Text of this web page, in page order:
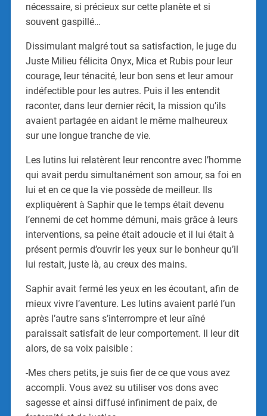
nécessaire, si précieux sur cette planète et si
souvent gaspillé…
Dissimulant malgré tout sa satisfaction, le juge du
Juste Milieu félicita Onyx, Mica et Rubis pour leur
courage, leur ténacité, leur bon sens et leur amour
indéfectible pour les autres. Puis il les entendit
raconter, dans leur dernier récit, la mission qu’ils
avaient partagée en aidant le même malheureux
sur une longue tranche de vie.
Les lutins lui relatèrent leur rencontre avec l’homme
qui avait perdu simultanément son amour, sa foi en
lui et en ce que la vie possède de meilleur. Ils
expliquèrent à Saphir que le temps était devenu
l’ennemi de cet homme démuni, mais grâce à leurs
interventions, sa peine était adoucie et il lui était à
présent permis d’ouvrir les yeux sur le bonheur qu’il
lui restait, juste là, au creux des mains.
Saphir avait fermé les yeux en les écoutant, afin de
mieux vivre l’aventure. Les lutins avaient parlé l’un
après l’autre sans s’interrompre et leur aîné
paraissait satisfait de leur comportement. Il leur dit
alors, de sa voix paisible :
-Mes chers petits, je suis fier de ce que vous avez
accompli. Vous avez su utiliser vos dons avec
sagesse et ainsi diffusé infiniment de paix, de